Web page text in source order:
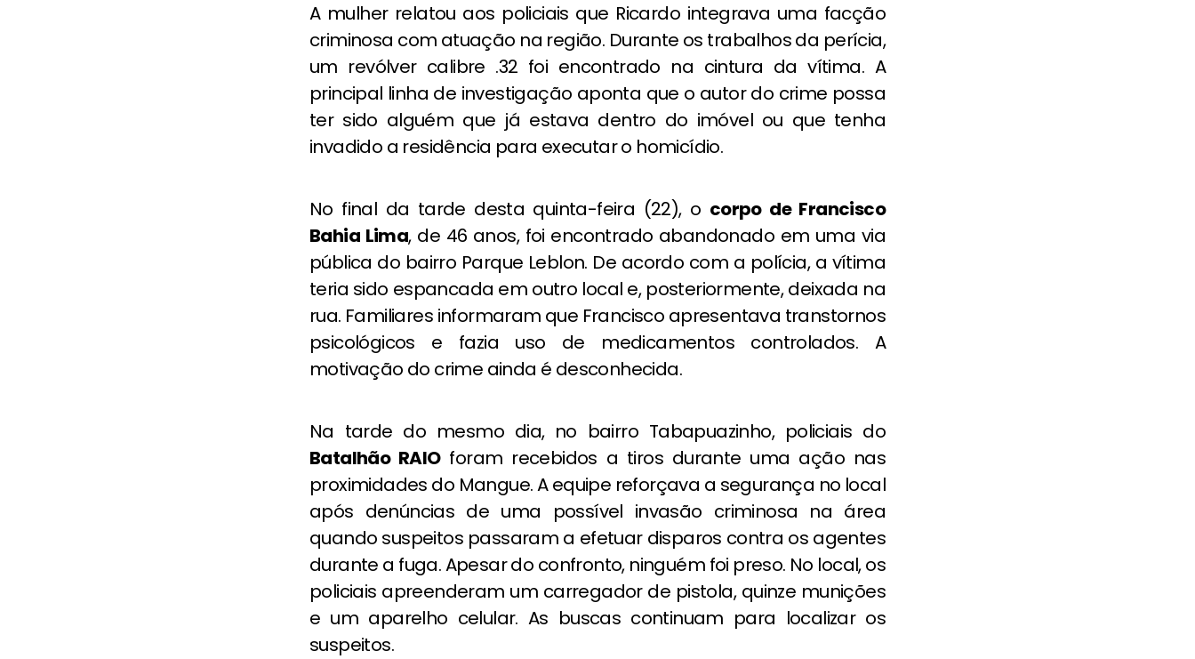
A mulher relatou aos policiais que Ricardo integrava uma facção
criminosa com atuação na região. Durante os trabalhos da perícia,
um revólver calibre .32 foi encontrado na cintura da vítima. A
principal linha de investigação aponta que o autor do crime possa
ter sido alguém que já estava dentro do imóvel ou que tenha
invadido a residência para executar o homicídio.
No final da tarde desta quinta-feira (22), o corpo de Francisco
Bahia Lima, de 46 anos, foi encontrado abandonado em uma via
pública do bairro Parque Leblon. De acordo com a polícia, a vítima
teria sido espancada em outro local e, posteriormente, deixada na
rua. Familiares informaram que Francisco apresentava transtornos
psicológicos e fazia uso de medicamentos controlados. A
motivação do crime ainda é desconhecida.
Na tarde do mesmo dia, no bairro Tabapuazinho, policiais do
Batalhão RAIOforam recebidos a tiros durante uma ação nas
proximidades do Mangue. A equipe reforçava a segurança no local
após denúncias de uma possível invasão criminosa na área
quando suspeitos passaram a efetuar disparos contra os agentes
durante a fuga. Apesar do confronto, ninguém foi preso. No local, os
policiais apreenderam um carregador de pistola, quinze munições
e um aparelho celular. As buscas continuam para localizar os
suspeitos.